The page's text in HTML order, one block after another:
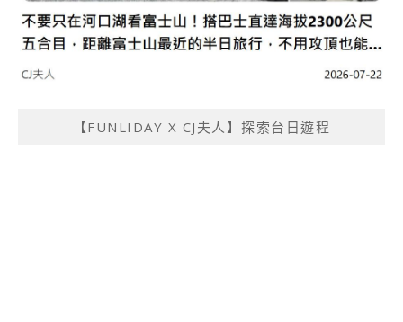
【FUNLIDAY X CJ夫人】探索台日遊程